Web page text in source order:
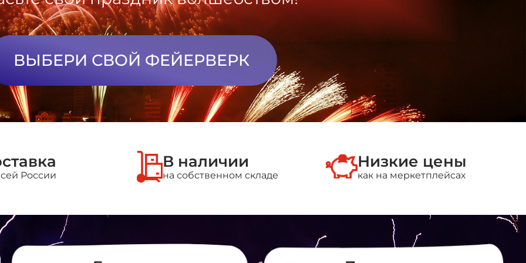
ВЫБЕРИ СВОЙ ФЕЙЕРВЕРК
России
В наличии
на собственном складе
Низкие цены
как на меркетплейсах